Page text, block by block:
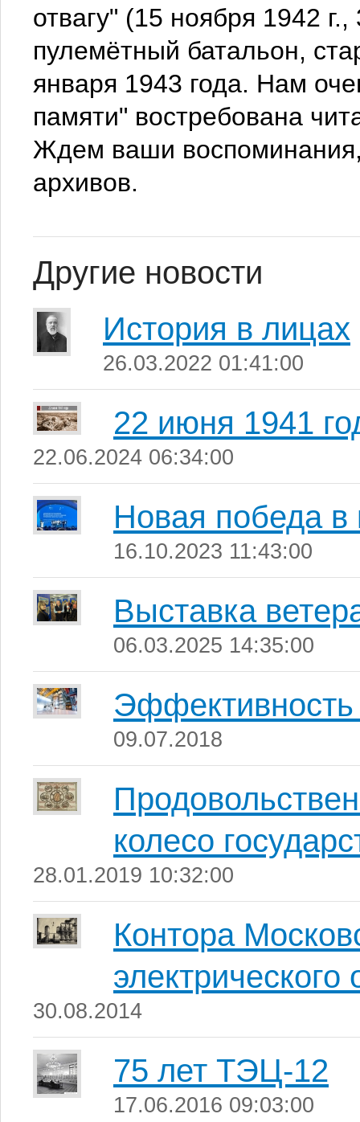
отвагу" (15 ноября 1942
пулемётный батальон,
января 1943 года. Нам
памяти" востребована
Ждем ваши
архивов.
Другие новости
История в лицах
26.03.2022 01:41:00
22 июня 1941
22.06.2024 06:34:00
Новая победа в
16.10.2023 11:43:00
Выставка
06.03.2025 14:35:00
09.07.2018
колесо
28.01.2019 10:32:00
Контора
30.08.2014
75 лет ТЭЦ-12
17.06.2016 09:03:00